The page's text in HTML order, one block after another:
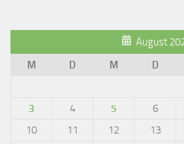
August
M
D M D
3
4 5 6
10
11 12 13